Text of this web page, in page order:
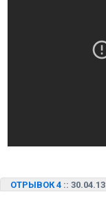
ОТРЫВОК 4 :: 30.04.13